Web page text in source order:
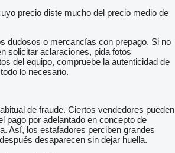
Länge 17,98 M; Breite 2,55 M; Höhe
MA Ca. 60 %; HA Ca. 60 %
10245
Bilder Und Text Können Vom Fahrzeug
precio diste mucho del precio medio de
dudosos o mercancías con prepago. Si no
solicitar aclaraciones, pida fotos
del equipo, compruebe la autenticidad de
lo necesario.
de fraude. Ciertos vendedores pueden
pago por adelantado en concepto de
Así, los estafadores perciben grandes
desaparecen sin dejar huella.